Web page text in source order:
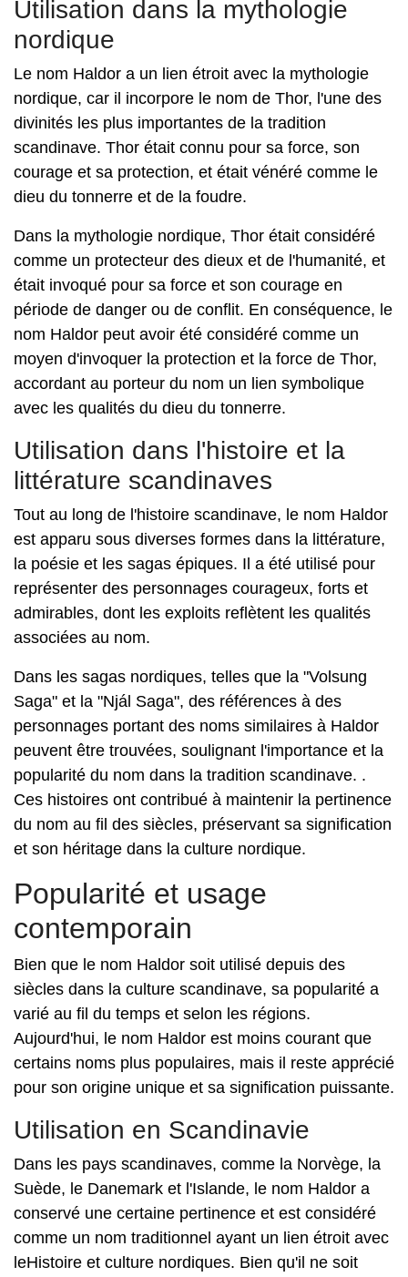
Utilisation dans la mythologie
nordique
Le nom Haldor a un lien étroit avec la mythologie
nordique, car il incorpore le nom de Thor, l'une des
divinités les plus importantes de la tradition
scandinave. Thor était connu pour sa force, son
courage et sa protection, et était vénéré comme le
dieu du tonnerre et de la foudre.
Dans la mythologie nordique, Thor était considéré
comme un protecteur des dieux et de l'humanité, et
était invoqué pour sa force et son courage en
période de danger ou de conflit. En conséquence, le
nom Haldor peut avoir été considéré comme un
moyen d'invoquer la protection et la force de Thor,
accordant au porteur du nom un lien symbolique
avec les qualités du dieu du tonnerre.
Utilisation dans l'histoire et la
littérature scandinaves
Tout au long de l'histoire scandinave, le nom Haldor
est apparu sous diverses formes dans la littérature,
la poésie et les sagas épiques. Il a été utilisé pour
représenter des personnages courageux, forts et
admirables, dont les exploits reflètent les qualités
associées au nom.
Dans les sagas nordiques, telles que la "Volsung
Saga" et la "Njál Saga", des références à des
personnages portant des noms similaires à Haldor
peuvent être trouvées, soulignant l'importance et la
popularité du nom dans la tradition scandinave. .
Ces histoires ont contribué à maintenir la pertinence
du nom au fil des siècles, préservant sa signification
et son héritage dans la culture nordique.
Popularité et usage
contemporain
Bien que le nom Haldor soit utilisé depuis des
siècles dans la culture scandinave, sa popularité a
varié au fil du temps et selon les régions.
Aujourd'hui, le nom Haldor est moins courant que
certains noms plus populaires, mais il reste apprécié
pour son origine unique et sa signification puissante.
Utilisation en Scandinavie
Dans les pays scandinaves, comme la Norvège, la
Suède, le Danemark et l'Islande, le nom Haldor a
conservé une certaine pertinence et est considéré
comme un nom traditionnel ayant un lien étroit avec
leHistoire et culture nordiques. Bien qu'il ne soit